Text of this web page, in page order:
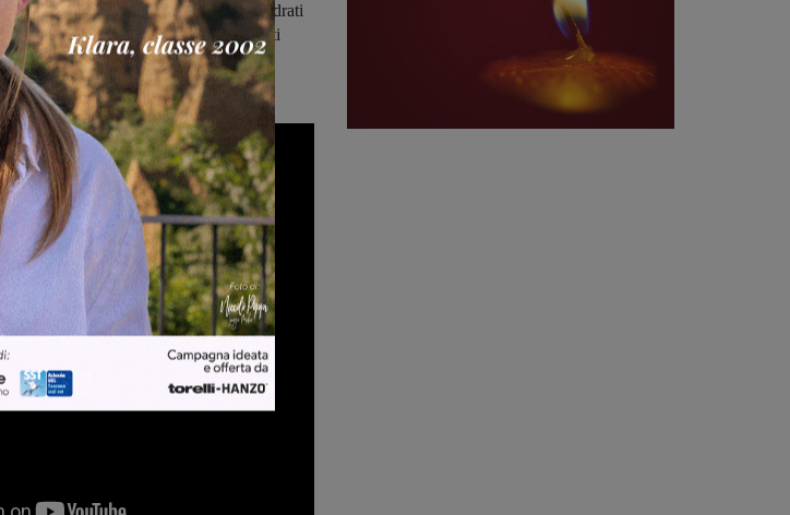
– anelli, ellissi, triangoli vuoti e quadrati
come varchi da attraversare, strumenti
il visitatore a muoversi, sostare e